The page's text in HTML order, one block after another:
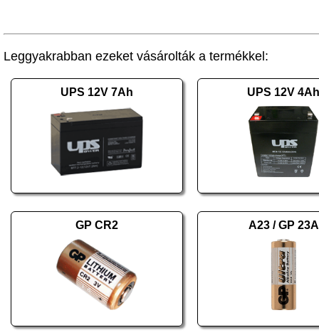
Leggyakrabban ezeket vásárolták a termékkel:
UPS 12V 7Ah UPS 12V 4Ah
GP CR2 A23 / GP 23A